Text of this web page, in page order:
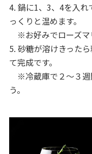
4. 鍋に1、3、4を入れ
っくりと温めます。
※お好みでローズマ
5. 砂糖が溶けきった
て完成です。
※冷蔵庫で２～３週
う。